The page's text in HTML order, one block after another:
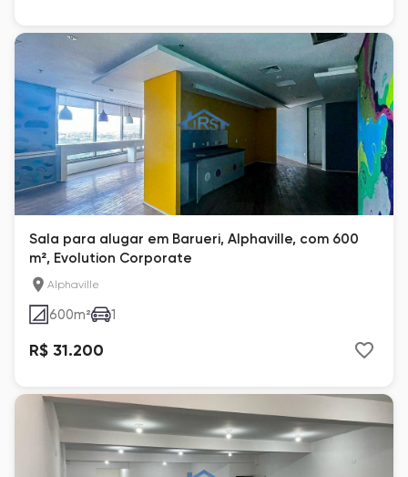
Sala para alugar em Barueri, Alphaville, com 600
m², Evolution Corporate
Alphaville
600m² 1
R$ 31.200